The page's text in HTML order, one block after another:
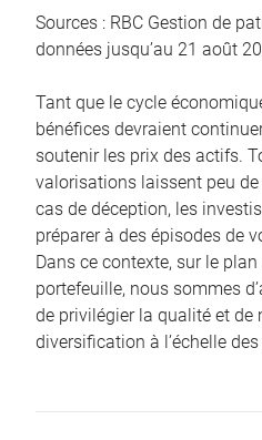
Sources : RBC Gestion de
données jusqu’au 21 août
Tant que le cycle
bénéfices devraient
soutenir les prix des actifs.
valorisations laissent peu
cas de déception, les
préparer à des épisodes de
Dans ce contexte, sur le
portefeuille, nous sommes
de privilégier la qualité et de
diversification à l’échelle